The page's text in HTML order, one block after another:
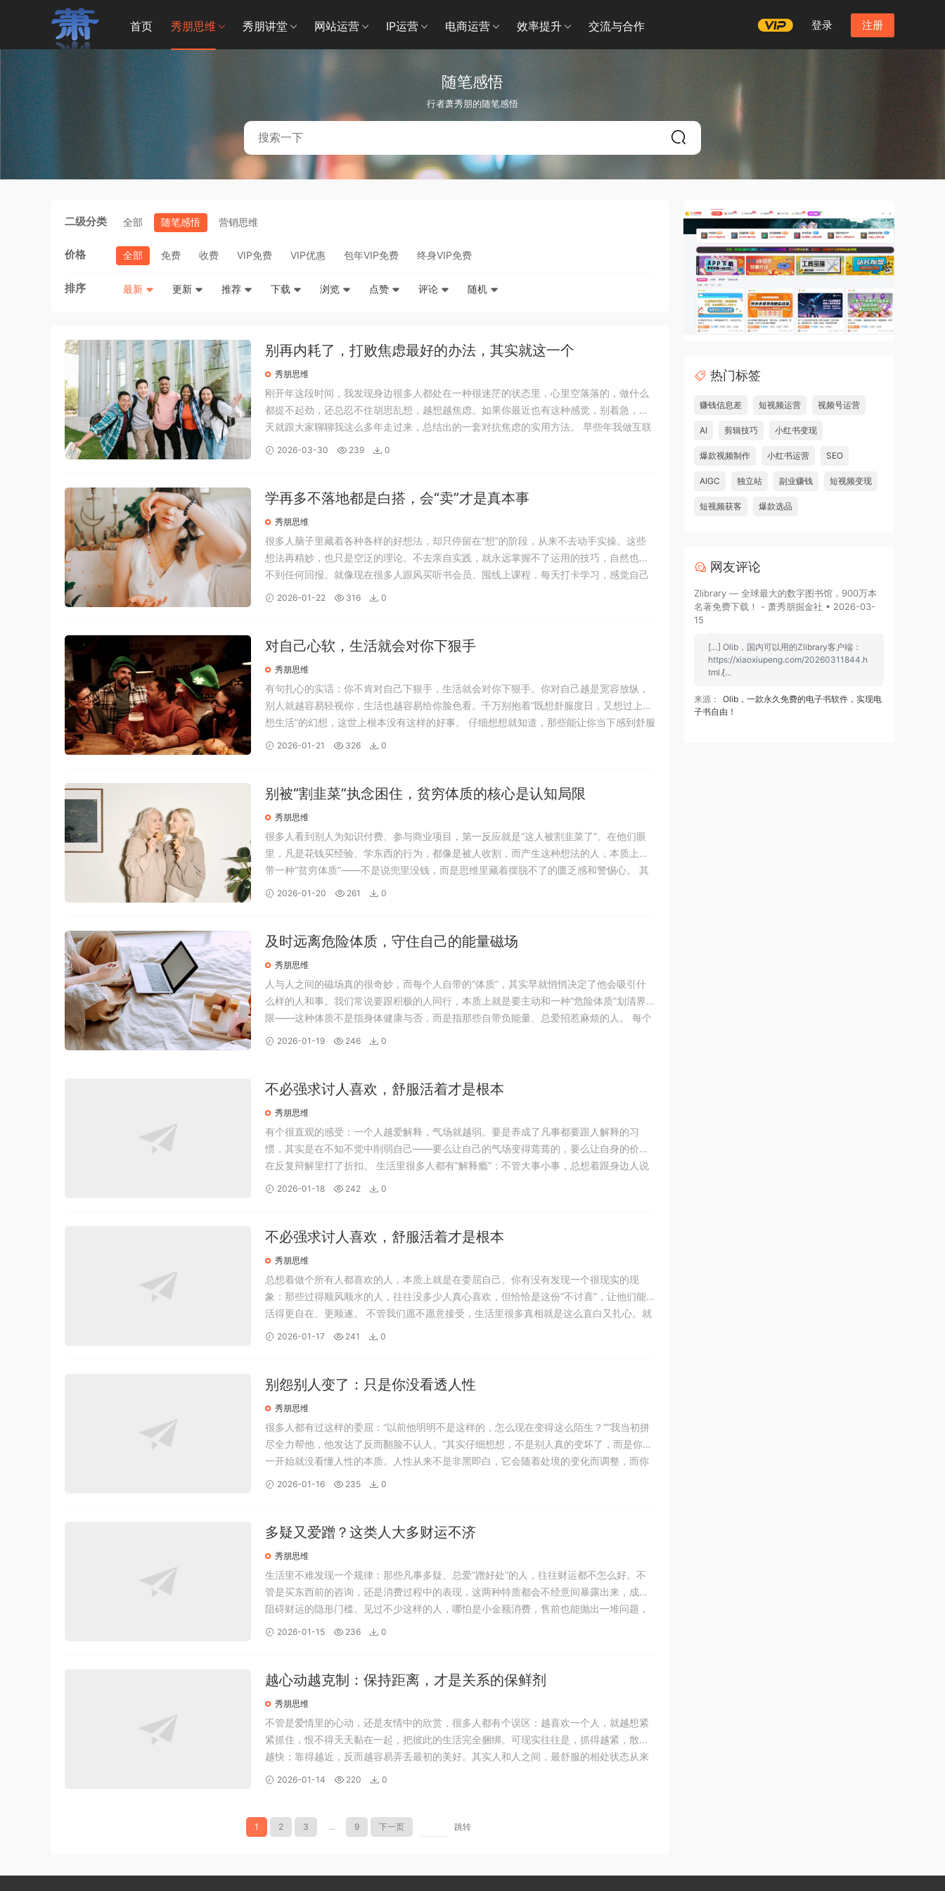
首页 秀朋思维 秀朋讲堂 网站运营 IP运营 电商运营 效率提升 交流与合作 登录 注册
随笔感悟
行者萧秀朋的随笔感悟
二级分类 全部 随笔感悟 营销思维
价格 全部 免费 收费 VIP免费 VIP优惠 包年VIP免费 终身VIP免费
排序 最新 更新 推荐 下载 浏览 点赞 评论 随机
别再内耗了，打败焦虑最好的办法，其实就这一个
秀朋思维
刚开年这段时间，我发现身边很多人都处在一种很迷茫的状态里，心里空落落的，做什么
都提不起劲，还总忍不住胡思乱想，越想越焦虑。如果你最近也有这种感觉，别着急，今
天就跟大家聊聊我这么多年走过来，总结出的一套对抗焦虑的实用方法。 早些年我做互联
网项目的时候，也遇到过一次特别大的危机。当时我主要靠微信社群做推广变现，平台突
2026-03-30 239 0
学再多不落地都是白搭，会“卖”才是真本事
秀朋思维
很多人脑子里藏着各种各样的好想法，却只停留在“想”的阶段，从来不去动手实操。这些
想法再精妙，也只是空泛的理论。不去亲自实践，就永远掌握不了运用的技巧，自然也得
不到任何回报。就像现在很多人跟风买听书会员、囤线上课程，每天打卡学习，感觉自己
的认知提升了一大截，可日子该怎么过还是怎么过。问题就出在“只输入不输出”——从学
2026-01-22 316 0
对自己心软，生活就会对你下狠手
秀朋思维
有句扎心的实话：你不肯对自己下狠手，生活就会对你下狠手。你对自己越是宽容放纵，
别人就越容易轻视你，生活也越容易给你脸色看。千万别抱着“既想舒服度日，又想过上理
想生活”的幻想，这世上根本没有这样的好事。 仔细想想就知道，那些能让你当下感到舒服
的事，多半都在悄悄拖你后腿。刷短视频、躺平追剧、熬夜玩手机，这些事做起来轻松又
2026-01-21 326 0
别被“割韭菜”执念困住，贫穷体质的核心是认知局限
秀朋思维
很多人看到别人为知识付费、参与商业项目，第一反应就是“这人被割韭菜了”。在他们眼
里，凡是花钱买经验、学东西的行为，都像是被人收割，而产生这种想法的人，本质上自
带一种“贫穷体质”——不是说兜里没钱，而是思维里藏着摆脱不了的匮乏感和警惕心。 其
实换个角度想，我们每个人都可能是“韭菜”，但区别在于，强者和弱者对待“被割”的态度完
2026-01-20 261 0
及时远离危险体质，守住自己的能量磁场
秀朋思维
人与人之间的磁场真的很奇妙，而每个人自带的“体质”，其实早就悄悄决定了他会吸引什
么样的人和事。我们常说要跟积极的人同行，本质上就是要主动和一种“危险体质”划清界
限——这种体质不是指身体健康与否，而是指那些自带负能量、总爱招惹麻烦的人。 每个
人的成长背景、性格特质凑在一起，形成了独一无二的“能量场”。而危险体质的人，最明
2026-01-19 246 0
不必强求讨人喜欢，舒服活着才是根本
秀朋思维
有个很直观的感受：一个人越爱解释，气场就越弱。要是养成了凡事都要跟人解释的习
惯，其实是在不知不觉中削弱自己——要么让自己的气场变得蔫蔫的，要么让自身的价值
在反复辩解里打了折扣。 生活里很多人都有“解释瘾”：不管大事小事，总想着跟身边人说
清楚、讲明白，跟同事解释、跟朋友解释，甚至跟不太熟的人也要辩解几句。可你有没有
2026-01-18 242 0
不必强求讨人喜欢，舒服活着才是根本
秀朋思维
总想着做个所有人都喜欢的人，本质上就是在委屈自己。你有没有发现一个很现实的现
象：那些过得顺风顺水的人，往往没多少人真心喜欢，但恰恰是这份“不讨喜”，让他们能
活得更自在、更顺遂。 不管我们愿不愿意接受，生活里很多真相就是这么直白又扎心。就
像有些不按规矩来的人，总爱靠插队占便宜，在医院挂号、机场值机、车站买票这些需要
2026-01-17 241 0
别怨别人变了：只是你没看透人性
秀朋思维
很多人都有过这样的委屈：“以前他明明不是这样的，怎么现在变得这么陌生？”“我当初拼
尽全力帮他，他发达了反而翻脸不认人。”其实仔细想想，不是别人真的变坏了，而是你从
一开始就没看懂人性的本质。人性从来不是非黑即白，它会随着处境的变化而调整，而你
之所以受伤，往往是因为用不变的期待，去应对善变的人性。 有个很现实的规律：人在弱
2026-01-16 235 0
多疑又爱蹭？这类人大多财运不济
秀朋思维
生活里不难发现一个规律：那些凡事多疑、总爱“蹭好处”的人，往往财运都不怎么好。不
管是买东西前的咨询，还是消费过程中的表现，这两种特质都会不经意间暴露出来，成为
阻碍财运的隐形门槛。见过不少这样的人，哪怕是小金额消费，售前也能抛出一堆问题，
纠结半天迟迟不落地，殊不知这些看似不起眼的行为，背后藏着的思维模式，早已注定了
2026-01-15 236 0
越心动越克制：保持距离，才是关系的保鲜剂
秀朋思维
不管是爱情里的心动，还是友情中的欣赏，很多人都有个误区：越喜欢一个人，就越想紧
紧抓住，恨不得天天黏在一起，把彼此的生活完全捆绑。可现实往往是，抓得越紧，散得
越快；靠得越近，反而越容易弄丢最初的美好。其实人和人之间，最舒服的相处状态从来
不是毫无间隙，而是心生好感，却始终保持恰当的距离。 为什么越喜欢，越要留一点距
2026-01-14 220 0
1 2 3 ... 9 下一页 跳转
热门标签
赚钱信息差 短视频运营 视频号运营
AI 剪辑技巧 小红书变现
爆款视频制作 小红书运营 SEO
AIGC 独立站 副业赚钱 短视频变现
短视频获客 爆款选品
网友评论
Zlibrary — 全球最大的数字图书馆，900万本
名著免费下载！ - 萧秀朋掘金社 • 2026-03-
15
[…] Olib，国内可以用的Zlibrary客户端：
https://xiaoxiupeng.com/20260311844.h
tml [̷...
来源：
Olib，一款永久免费的电子书软件，实现电
子书自由！